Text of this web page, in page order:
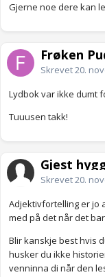
Gjerne noe dere kan
Frøken
Skrevet20.
Lydbok var ikke dumt
Tuuusen takk!
Gjest
Skrevet20.
Adjektivfortelling er jo
med på det når det
Blir kanskje best hvis
husker du ikke
venninna di når den